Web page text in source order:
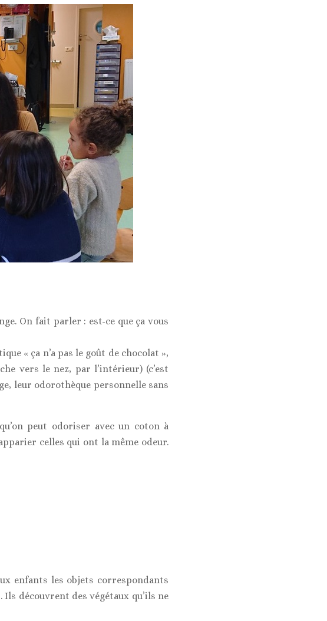
On fait parler : est-ce que ça vous
« ça n’a pas le goût de chocolat »,
vers le nez, par l’intérieur) (c’est
leur odorothèque personnelle sans
peut odoriser avec un coton à
celles qui ont la même odeur.
enfants les objets correspondants
découvrent des végétaux qu’ils ne